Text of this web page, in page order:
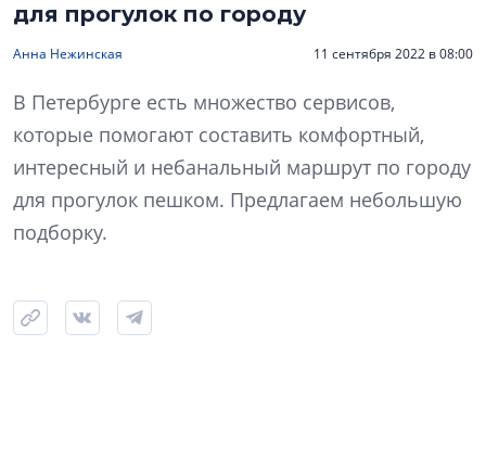
для прогулок по городу
Анна Нежинская 11 сентября 2022 в 08:00
В Петербурге есть множество сервисов,
которые помогают составить комфортный,
интересный и небанальный маршрут по городу
для прогулок пешком. Предлагаем небольшую
подборку.